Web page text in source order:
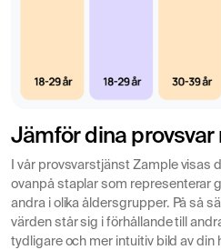
spermieproduktionen. Testet
fertilitetsutredningar,
FertilitetsutredningLH
testosteronproduktionen,
spermiekvaliteten.
Misstanke om
Jämför dina provsvar
I vår provsvarstjänst Zample visas
ovanpå staplar som representerar
andra i olika åldersgrupper. På så
värden står sig i förhållande till
tydligare och mer intuitiv bild av din